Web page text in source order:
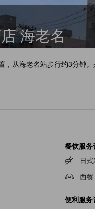
海老名
，从海老名站步行约3分钟
餐饮服务
日
西餐
便利服务